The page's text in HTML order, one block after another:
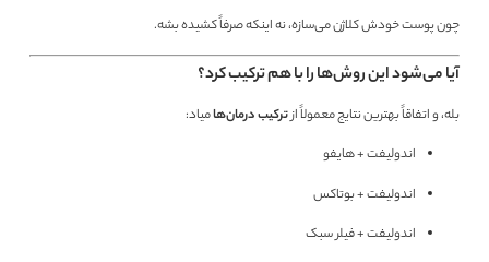
چون پوست خودش کلاژن می‌سازه، نه اینکه صرفاً کشیده بشه.
آیا می‌شود این روش‌ها را با هم ترکیب کرد؟
بله، و اتفاقاً بهترین نتایج معمولاً ازترکیب درمان‌هامیاد:
اندولیفت + هایفو
اندولیفت + بوتاکس
اندولیفت + فیلر سبک